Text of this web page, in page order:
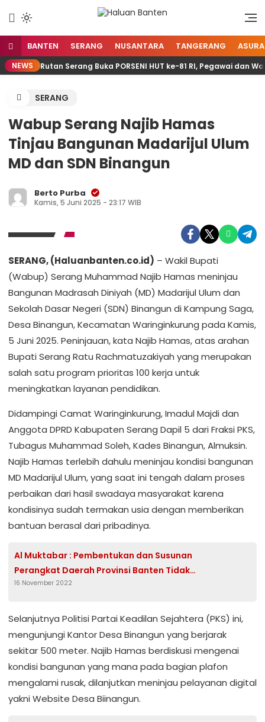
konten
BANTEN SERANG NUSANTARA TANGERANG
NEWS Rutan Serang Buka PORSENI HUT ke-81 RI, Pegawai dan
SERANG
Wabup Serang Najib Hamas
Tinjau Bangunan Madarijul Ulum
MD dan SDN Binangun
Berto Purba
Kamis, 5 Juni 2025 - 23:17 WIB
SERANG, (Haluanbanten.co.id) – Wakil Bupati
(Wabup) Serang Muhammad Najib Hamas meninjau
Bangunan Madrasah Diniyah (MD) Madarijul Ulum dan
Sekolah Dasar Negeri (SDN) Binangun di Kampung Saga,
Desa Binangun, Kecamatan Waringinkurung pada Kamis,
5 Juni 2025. Peninjauan, kata Najib Hamas, atas arahan
Bupati Serang Ratu Rachmatuzakiyah yang merupakan
salah satu program prioritas 100 kerja untuk
meningkatkan layanan pendidikan.
Didampingi Camat Waringinkurung, Imadul Majdi dan
Anggota DPRD Kabupaten Serang Dapil 5 dari Fraksi PKS,
Tubagus Muhammad Soleh, Kades Binangun, Almuksin.
Najib Hamas terlebih dahulu meninjau kondisi bangunan
MD Madarijul Ulum, yang saat ini tengah dalam proses
perbaikan dari hasil swadaya masyarakat karena
kondisinya sudah termakan usia dengan memberikan
bantuan berasal dari pribadinya.
Al Muktabar : Pembentukan dan Susunan
Perangkat Daerah Provinsi Banten Tidak
Mengganggu Pembahasan RAPBD Tahun
16 November 2022
Selanjutnya Politisi Partai Keadilan Sejahtera (PKS) ini,
mengunjungi Kantor Desa Binangun yang berjarak
sekitar 500 meter. Najib Hamas berdiskusi mengenai
kondisi bangunan yang mana pada bagian plafon
mengalami rusak, dilanjutkan meninjau pelayanan digital
yakni Website Desa Biinangun.